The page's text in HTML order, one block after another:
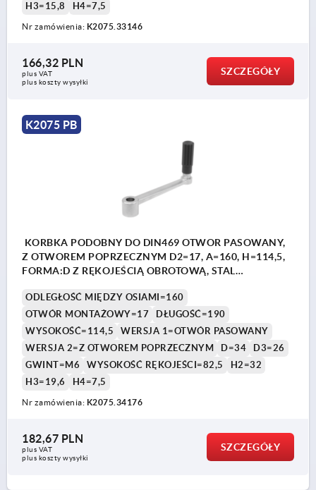
H3=15,8
H4=7,5
Nr zamówienia: K2075.33146
166,32 PLN
plus VAT
plus koszty wysyłki
SZCZEGÓŁY
K2075 PB
KORBKA PODOBNY DO DIN469 OTWOR PASOWANY,
Z OTWOREM POPRZECZNYM D2=17, A=160, H=114,5,
FORMA:D Z RĘKOJEŚCIĄ OBROTOWĄ, STAL
CIEMNOSZARY RAL7021
ODLEGŁOŚĆ MIĘDZY OSIAMI=160
OTWÓR MONTAŻOWY=17
DŁUGOŚĆ=190
WYSOKOŚĆ=114,5
WERSJA 1=OTWÓR PASOWANY
WERSJA 2=Z OTWOREM POPRZECZNYM
D=34
D3=26
GWINT=M6
WYSOKOŚĆ RĘKOJEŚCI=82,5
H2=32
H3=19,6
H4=7,5
Nr zamówienia: K2075.34176
182,67 PLN
plus VAT
plus koszty wysyłki
SZCZEGÓŁY